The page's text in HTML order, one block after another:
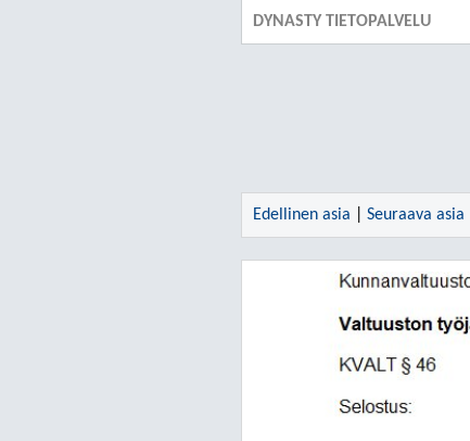
DYNASTY TIETOPALVELU
Edellinen asia Seuraava asia